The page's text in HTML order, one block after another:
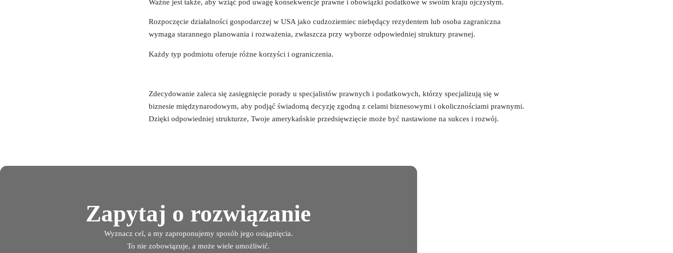
Ważne jest także, aby wziąć pod uwagę konsekwencje prawne i obowiązki podatkowe w swoim kraju ojczystym.
Rozpoczęcie działalności gospodarczej w USA jako cudzoziemiec niebędący rezydentem lub osoba zagraniczna
wymaga starannego planowania i rozważenia, zwłaszcza przy wyborze odpowiedniej struktury prawnej.
Każdy typ podmiotu oferuje różne korzyści i ograniczenia.
Zdecydowanie zaleca się zasięgnięcie porady u specjalistów prawnych i podatkowych, którzy specjalizują się w
biznesie międzynarodowym, aby podjąć świadomą decyzję zgodną z celami biznesowymi i okolicznościami prawnymi.
Dzięki odpowiedniej strukturze, Twoje amerykańskie przedsięwzięcie może być nastawione na sukces i rozwój.
Zapytaj o rozwiązanie
Wyznacz cel, a my zaproponujemy sposób jego osiągnięcia.
To nie zobowiązuje, a może wiele umożliwić.